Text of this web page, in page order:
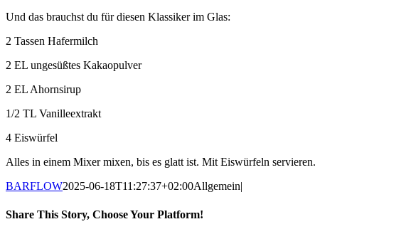
Und das brauchst du für diesen Klassiker im Glas:
2 Tassen Hafermilch
2 EL ungesüßtes Kakaopulver
2 EL Ahornsirup
1/2 TL Vanilleextrakt
4 Eiswürfel
Alles in einem Mixer mixen, bis es glatt ist. Mit Eiswürfeln servieren.
BARFLOW2025-06-18T11:27:37+02:00Allgemein|
Share This Story, Choose Your Platform!